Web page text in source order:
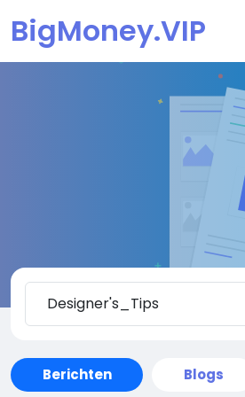
BigMoney.VIP
Berichten Blogs